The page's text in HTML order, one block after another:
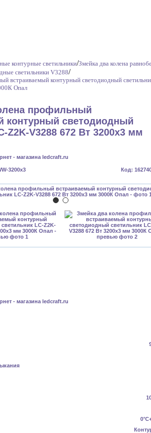
контурные светильники/Змейка два колена
светильники V3288/
встраиваемый контурный светодиодный
Опал
профильный
контурный светодиодный
Z2K-V3288 672 Вт 3200x3 мм
Код:
3200x3